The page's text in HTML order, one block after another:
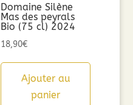
Domaine Silène
Mas des peyrals
Bio (75 cl) 2024
18,90€
Ajouter au
panier